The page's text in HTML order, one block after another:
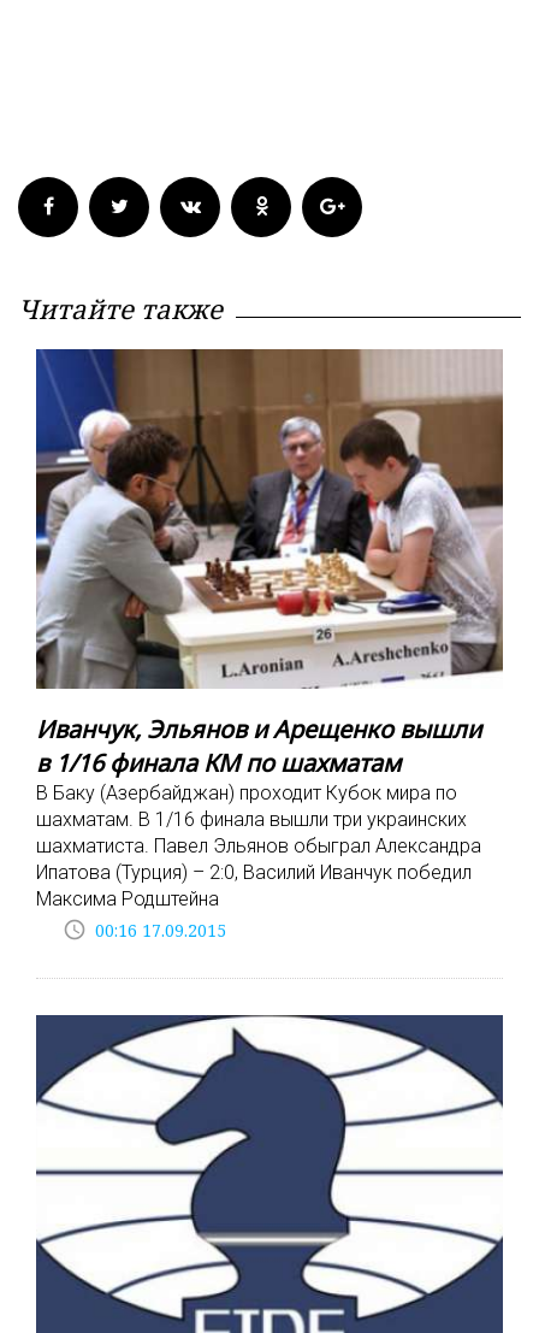
Читайте также
Иванчук, Эльянов и Арещенко вышли
в 1/16 финала КМ по шахматам
В Баку (Азербайджан) проходит Кубок мира по
шахматам. В 1/16 финала вышли три украинских
шахматиста. Павел Эльянов обыграл Александра
Ипатова (Турция) – 2:0, Василий Иванчук победил
Максима Родштейна
access_time 00:16 17.09.2015